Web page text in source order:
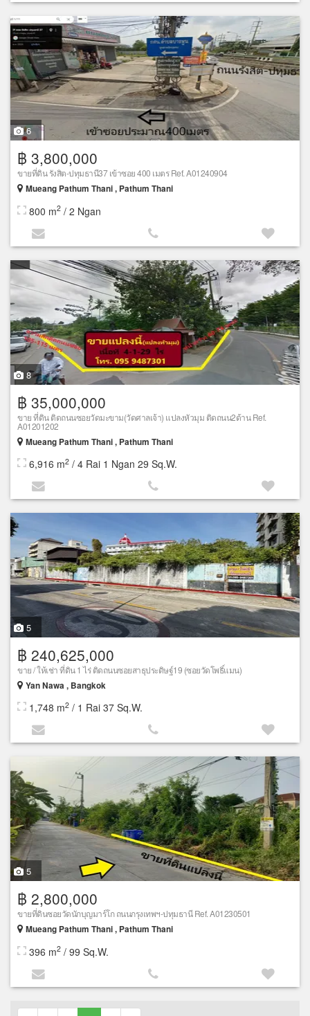
6
฿ 3,800,000
ขายที่ดิน รังสิต-ปทุมธานี37 เข้าซอย 400 เมตร Ref. A01240904
Mueang Pathum Thani , Pathum Thani
800 m2 / 2 Ngan
8
฿ 35,000,000
ขาย ที่ดิน ติดถนนซอยวัดมะขาม(วัดศาลเจ้า) แปลงหัวมุม ติดถนน2ด้าน Ref.
A01201202
Mueang Pathum Thani , Pathum Thani
6,916 m2 / 4 Rai 1 Ngan 29 Sq.W.
5
฿ 240,625,000
ขาย / ให้เช่า ที่ดิน 1 ไร่ ติดถนนซอยสาธุประดิษฐ์19 (ซอยวัดโพธิ์แมน)
Yan Nawa , Bangkok
1,748 m2 / 1 Rai 37 Sq.W.
5
฿ 2,800,000
ขายที่ดินซอยวัดนักบุญมาร์โก ถนนกรุงเทพฯ-ปทุมธานี Ref. A01230501
Mueang Pathum Thani , Pathum Thani
396 m2 / 99 Sq.W.